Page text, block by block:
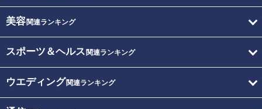
美容関連ランキング
スポーツ＆ヘルス 関連ランキング
ウエディング関連ランキング